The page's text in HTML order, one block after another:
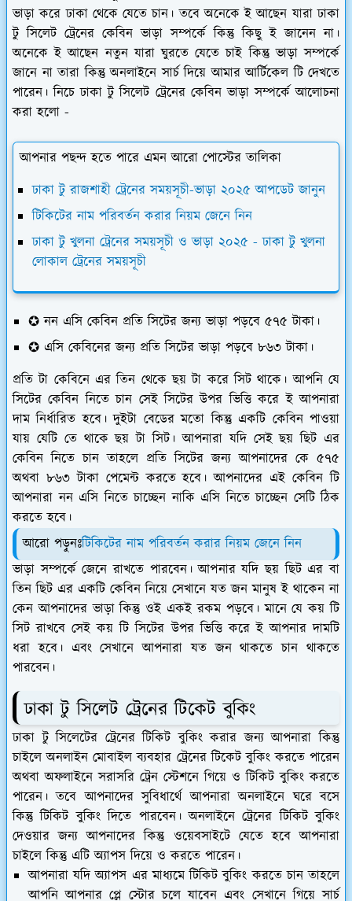
ভাড়া করে ঢাকা থেকে যেতে চান। তবে অনেকে ই আছেন যারা ঢাকা
টু সিলেট ট্রেনের কেবিন ভাড়া সম্পর্কে কিন্তু কিছু ই জানেন না।
অনেকে ই আছেন নতুন যারা ঘুরতে যেতে চাই কিন্তু ভাড়া সম্পর্কে
জানে না তারা কিন্তু অনলাইনে সার্চ দিয়ে আমার আর্টিকেল টি দেখতে
পারেন। নিচে ঢাকা টু সিলেট ট্রেনের কেবিন ভাড়া সম্পর্কে আলোচনা
করা হলো -
আপনার পছন্দ হতে পারে এমন আরো পোস্টের তালিকা
ঢাকা টু রাজশাহী ট্রেনের সময়সূচী-ভাড়া ২০২৫ আপডেট জানুন
টিকিটের নাম পরিবর্তন করার নিয়ম জেনে নিন
ঢাকা টু খুলনা ট্রেনের সময়সূচী ও ভাড়া ২০২৫ - ঢাকা টু খুলনা
লোকাল ট্রেনের সময়সূচী
✪ নন এসি কেবিন প্রতি সিটের জন্য ভাড়া পড়বে ৫৭৫ টাকা।
✪ এসি কেবিনের জন্য প্রতি সিটের ভাড়া পড়বে ৮৬৩ টাকা।
প্রতি টা কেবিনে এর তিন থেকে ছয় টা করে সিট থাকে। আপনি যে
সিটের কেবিন নিতে চান সেই সিটের উপর ভিত্তি করে ই আপনারা
দাম নির্ধারিত হবে। দুইটা বেডের মতো কিন্তু একটি কেবিন পাওয়া
যায় যেটি তে থাকে ছয় টা সিট। আপনারা যদি সেই ছয় ছিট এর
কেবিন নিতে চান তাহলে প্রতি সিটের জন্য আপনাদের কে ৫৭৫
অথবা ৮৬৩ টাকা পেমেন্ট করতে হবে। আপনাদের এই কেবিন টি
আপনারা নন এসি নিতে চাচ্ছেন নাকি এসি নিতে চাচ্ছেন সেটি ঠিক
করতে হবে।
আরো পড়ুনঃটিকিটের নাম পরিবর্তন করার নিয়ম জেনে নিন
ভাড়া সম্পর্কে জেনে রাখতে পারবেন। আপনার যদি ছয় ছিট এর বা
তিন ছিট এর একটি কেবিন নিয়ে সেখানে যত জন মানুষ ই থাকেন না
কেন আপনাদের ভাড়া কিন্তু ওই একই রকম পড়বে। মানে যে কয় টি
সিট রাখবে সেই কয় টি সিটের উপর ভিত্তি করে ই আপনার দামটি
ধরা হবে। এবং সেখানে আপনারা যত জন থাকতে চান থাকতে
পারবেন।
ঢাকা টু সিলেট ট্রেনের টিকেট বুকিং
ঢাকা টু সিলেটের ট্রেনের টিকিট বুকিং করার জন্য আপনারা কিন্তু
চাইলে অনলাইন মোবাইল ব্যবহার ট্রেনের টিকেট বুকিং করতে পারেন
অথবা অফলাইনে সরাসরি ট্রেন স্টেশনে গিয়ে ও টিকিট বুকিং করতে
পারেন। তবে আপনাদের সুবিধার্থে আপনারা অনলাইনে ঘরে বসে
কিন্তু টিকিট বুকিং দিতে পারবেন। অনলাইনে ট্রেনের টিকিট বুকিং
দেওয়ার জন্য আপনাদের কিন্তু ওয়েবসাইটে যেতে হবে আপনারা
চাইলে কিন্তু এটি অ্যাপস দিয়ে ও করতে পারেন।
আপনারা যদি অ্যাপস এর মাধ্যমে টিকিট বুকিং করতে চান তাহলে
আপনি আপনার প্লে স্টোর চলে যাবেন এবং সেখানে গিয়ে সার্চ